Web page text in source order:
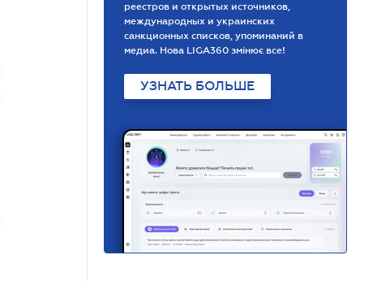
реестров и открытых источников,
международных и украинских
санкционных списков, упоминаний в
медиа. Нова LIGA360 змінює все!
УЗНАТЬ БОЛЬШЕ